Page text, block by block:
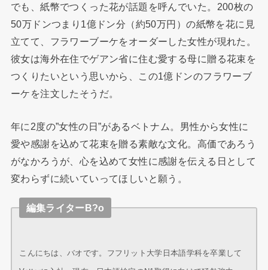
でも、紙幣でつくった花が話題を呼んでいた。200枚の
50万ドンつまり1億ドン分（約50万円）の紙幣を花に見
立てて、フラワーブーケをオーダーした女性が現れた。
彼女は海外在住でゲアン省に住む愛する母に贈る花束を
つくりたいという思いから、この1億ドンのフラワーブ
ーケを注文したそうだ。
年に2度の”女性の日”があるベトナム。男性から女性に
愛や感謝を込めて花束を贈る素敵な文化。高価であろう
がなかろうが、心を込めて女性に感謝を伝える日として
変わらずに続いていってほしいと願う。
編集ライターB?o
こんにちは、バオです。フフリット大学日本語学科を卒業して